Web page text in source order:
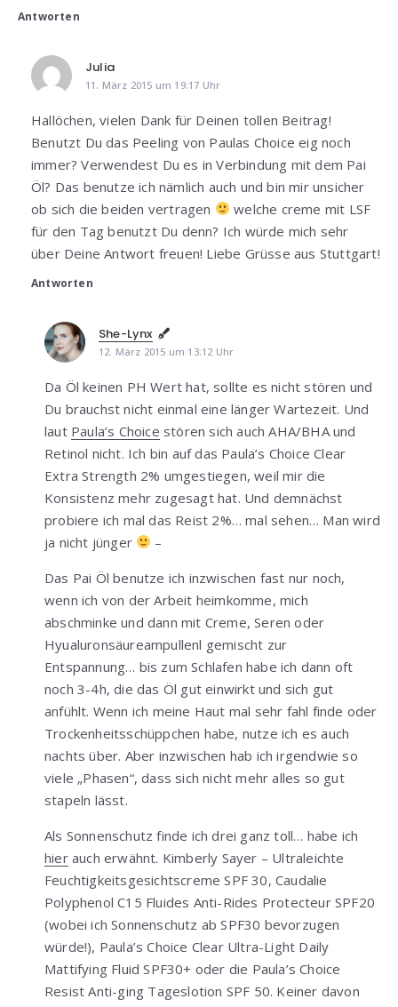
Antworten
Julia
11. März 2015 um 19:17 Uhr
Hallöchen, vielen Dank für Deinen tollen Beitrag!
Benutzt Du das Peeling von Paulas Choice eig noch
immer? Verwendest Du es in Verbindung mit dem Pai
Öl? Das benutze ich nämlich auch und bin mir unsicher
ob sich die beiden vertragen
welche creme mit LSF
für den Tag benutzt Du denn? Ich würde mich sehr
über Deine Antwort freuen! Liebe Grüsse aus Stuttgart!
Antworten
She-Lynx
12. März 2015 um 13:12 Uhr
Da Öl keinen PH Wert hat, sollte es nicht stören und
Du brauchst nicht einmal eine länger Wartezeit. Und
laut Paula’s Choice stören sich auch AHA/BHA und
Retinol nicht. Ich bin auf das Paula’s Choice Clear
Extra Strength 2% umgestiegen, weil mir die
Konsistenz mehr zugesagt hat. Und demnächst
probiere ich mal das Reist 2%… mal sehen… Man wird
ja nicht jünger
–
Das Pai Öl benutze ich inzwischen fast nur noch,
wenn ich von der Arbeit heimkomme, mich
abschminke und dann mit Creme, Seren oder
Hyualuronsäureampullenl gemischt zur
Entspannung… bis zum Schlafen habe ich dann oft
noch 3-4h, die das Öl gut einwirkt und sich gut
anfühlt. Wenn ich meine Haut mal sehr fahl finde oder
Trockenheitsschüppchen habe, nutze ich es auch
nachts über. Aber inzwischen hab ich irgendwie so
viele „Phasen“, dass sich nicht mehr alles so gut
stapeln lässt.
Als Sonnenschutz finde ich drei ganz toll… habe ich
hierauch erwähnt. Kimberly Sayer – Ultraleichte
Feuchtigkeitsgesichtscreme SPF 30, Caudalie
Polyphenol C15 Fluides Anti-Rides Protecteur SPF20
(wobei ich Sonnenschutz ab SPF30 bevorzugen
würde!), Paula’s Choice Clear Ultra-Light Daily
Mattifying Fluid SPF30+ oder die Paula’s Choice
Resist Anti-ging Tageslotion SPF 50. Keiner davon